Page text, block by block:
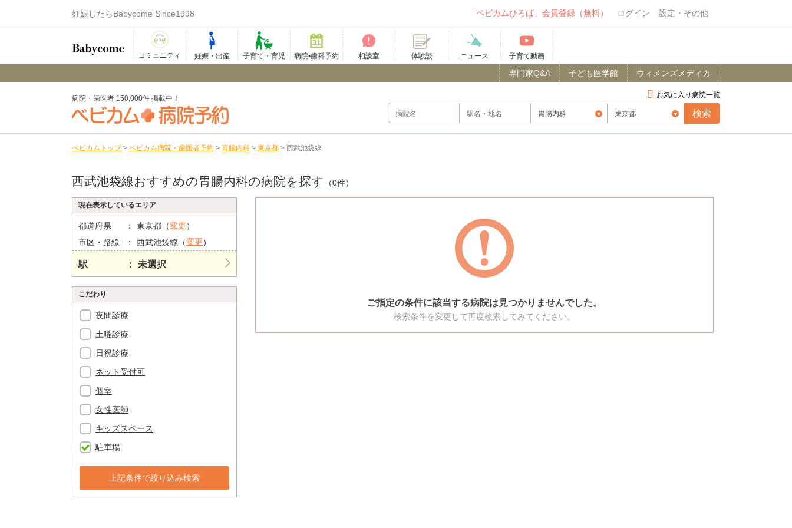
妊娠したらBabycome Since1998 「ベビカムひろば」会員登録（無料） ログイン 設定・その他
コミュニティ 妊娠・出産 子育て・育児 病院•歯科予約 相談室 体験談 ニュース 子育て動画
ウィメンズメディカ
子ども医学館
専門家Q&A
お気に入り病院一覧
病院・歯医者 150,000件 掲載中！
ベビカムトップ > ベビカム病院・歯医者予約 > 胃腸内科 > 東京都 > 西武池袋線
西武池袋線おすすめの胃腸内科の病院を探す （0件）
現在表示しているエリア
都道府県 東京都（変更）
市区・路線
西武池袋線（変更）
駅 未選択
こだわり
夜間診療
土曜診療
日祝診療
ネット受付可
個室
女性医師
キッズスペース
駐車場
上記条件で絞り込み検索
ご指定の条件に該当する病院は見つかりませんでした。
検索条件を変更して再度検索してみてください。